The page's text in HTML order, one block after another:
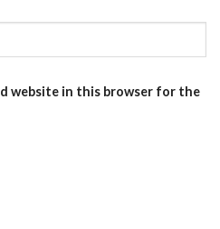
website in this browser for the